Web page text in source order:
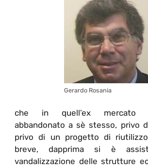
Gerardo Rosania
che in quell’ex mercato
abbandonato a sè stesso, privo
privo di un progetto di
breve, dapprima si è
vandalizzazione delle strutture